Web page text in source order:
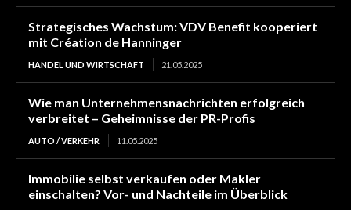
Strategisches Wachstum: VDV Benefit kooperiert
mit Création de Hanninger
HANDEL UND WIRTSCHAFT 21.05.2025
Wie man Unternehmensnachrichten erfolgreich
verbreitet – Geheimnisse der PR-Profis
AUTO / VERKEHR 11.05.2025
Immobilie selbst verkaufen oder Makler
einschalten? Vor- und Nachteile im Überblick